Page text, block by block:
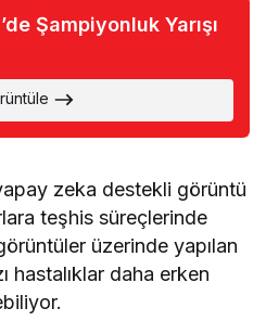
Şampiyonluk Yarışı
zeka destekli görüntü
teşhis süreçlerinde
üzerinde yapılan
hastalıklar daha erken